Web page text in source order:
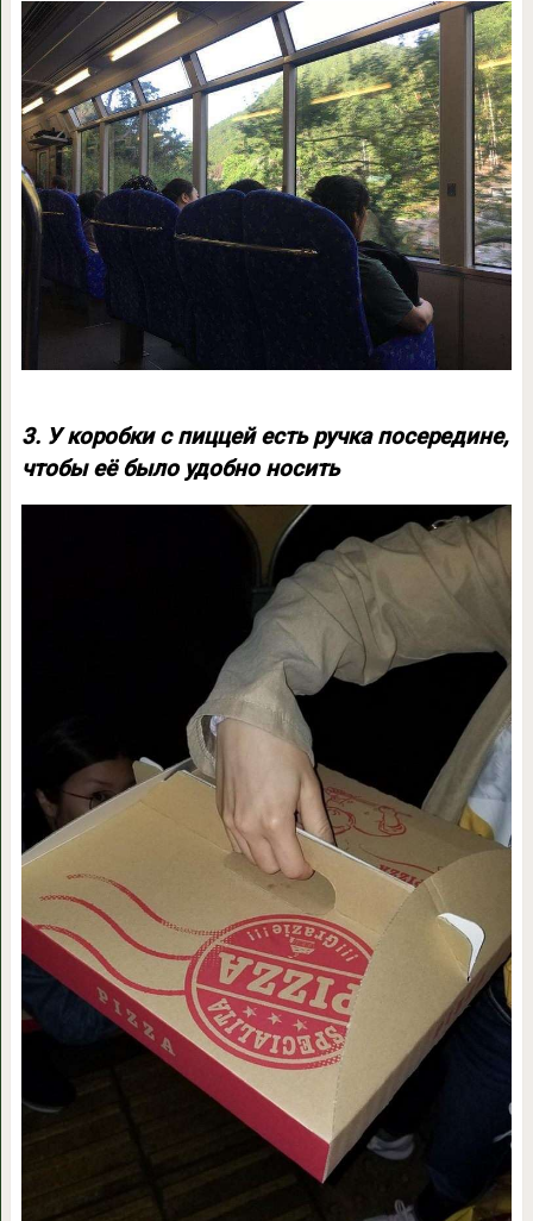
3. У коробки с пиццей есть ручка посередине,
чтобы её было удобно носить